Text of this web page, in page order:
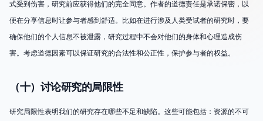
式受到伤害，研究前应获得他们的完全同意。作者的道德责任是承诺保密，以
便在分享信息时让参与者感到舒适。比如在进行涉及人类受试者的研究时，要
确保他们的个人信息不被泄露，研究过程中不会对他们的身体和心理造成伤
害。考虑道德因素可以保证研究的合法性和公正性，保护参与者的权益。
（十）讨论研究的局限性
研究局限性表明我们的研究存在哪些不足和缺陷。这些可能包括：资源的不可